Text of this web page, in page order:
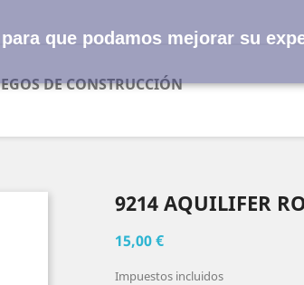
DE CONSTRUCCIÓN
9214 AQUILIFER
15,00 €
Impuestos incluidos
que podamos mejorar su